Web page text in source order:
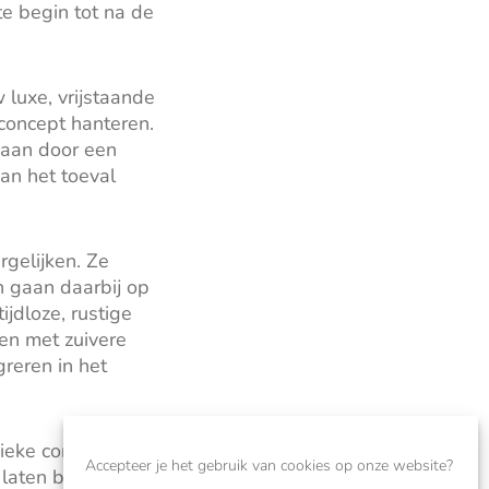
Accepteer je het gebruik van cookies op onze website?
begin tot na de
luxe, vrijstaande
hanteren.
door een
het toeval
Ze
gaan daarbij op
rustige
met zuivere
in het
concept kunt
bouwen?